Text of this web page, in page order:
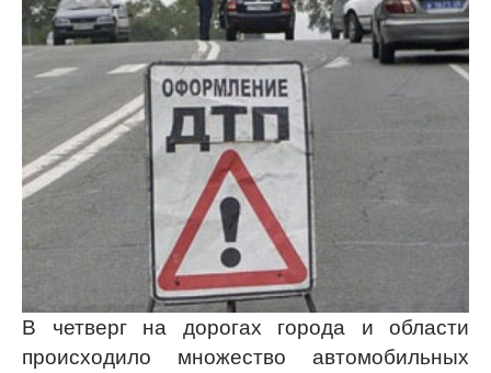
В четверг на дорогах города и области
происходило множество автомобильных